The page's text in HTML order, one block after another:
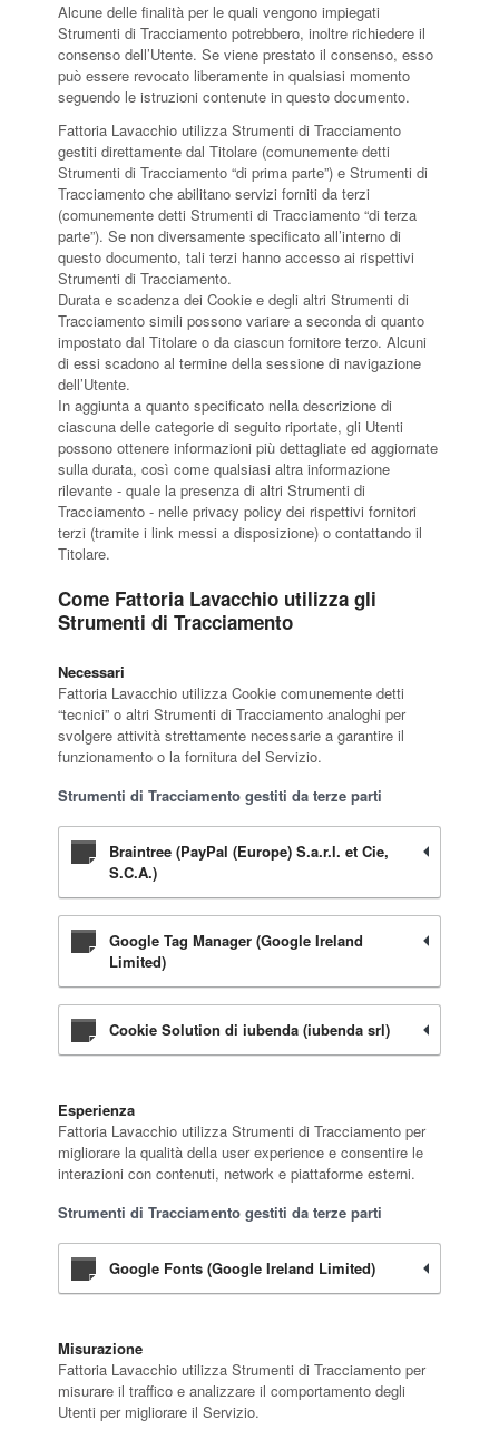
Alcune delle finalità per le quali vengono impiegati
Strumenti di Tracciamento potrebbero, inoltre richiedere il
consenso dell’Utente. Se viene prestato il consenso, esso
può essere revocato liberamente in qualsiasi momento
seguendo le istruzioni contenute in questo documento.
Fattoria Lavacchio utilizza Strumenti di Tracciamento
gestiti direttamente dal Titolare (comunemente detti
Strumenti di Tracciamento “di prima parte”) e Strumenti di
Tracciamento che abilitano servizi forniti da terzi
(comunemente detti Strumenti di Tracciamento “di terza
parte”). Se non diversamente specificato all’interno di
questo documento, tali terzi hanno accesso ai rispettivi
Strumenti di Tracciamento.
Durata e scadenza dei Cookie e degli altri Strumenti di
Tracciamento simili possono variare a seconda di quanto
impostato dal Titolare o da ciascun fornitore terzo. Alcuni
di essi scadono al termine della sessione di navigazione
dell’Utente.
In aggiunta a quanto specificato nella descrizione di
ciascuna delle categorie di seguito riportate, gli Utenti
possono ottenere informazioni più dettagliate ed aggiornate
sulla durata, così come qualsiasi altra informazione
rilevante - quale la presenza di altri Strumenti di
Tracciamento - nelle privacy policy dei rispettivi fornitori
terzi (tramite i link messi a disposizione) o contattando il
Titolare.
Come Fattoria Lavacchio utilizza gli
Strumenti di Tracciamento
Necessari
Fattoria Lavacchio utilizza Cookie comunemente detti
“tecnici” o altri Strumenti di Tracciamento analoghi per
svolgere attività strettamente necessarie a garantire il
funzionamento o la fornitura del Servizio.
Strumenti di Tracciamento gestiti da terze parti
Braintree (PayPal (Europe) S.a.r.l. et Cie,
S.C.A.)
Google Tag Manager (Google Ireland
Limited)
Cookie Solution di iubenda (iubenda srl)
Esperienza
Fattoria Lavacchio utilizza Strumenti di Tracciamento per
migliorare la qualità della user experience e consentire le
interazioni con contenuti, network e piattaforme esterni.
Strumenti di Tracciamento gestiti da terze parti
Google Fonts (Google Ireland Limited)
Misurazione
Fattoria Lavacchio utilizza Strumenti di Tracciamento per
misurare il traffico e analizzare il comportamento degli
Utenti per migliorare il Servizio.